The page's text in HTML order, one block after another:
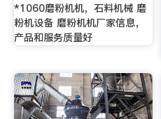
*1060磨粉机机，石料机械 磨
粉机设备 磨粉机机厂家信息，
产品和服务质量好